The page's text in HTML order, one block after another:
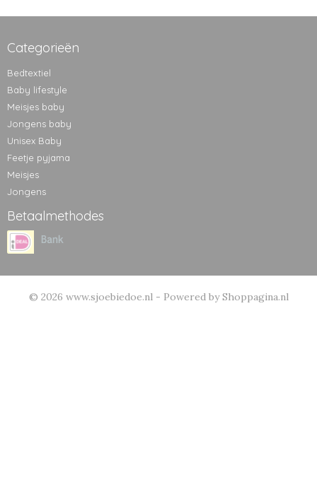
Categorieën
Bedtextiel
Baby lifestyle
Meisjes baby
Jongens baby
Unisex Baby
Feetje pyjama
Meisjes
Jongens
Betaalmethodes
© 2026 www.sjoebiedoe.nl - Powered by Shoppagina.nl